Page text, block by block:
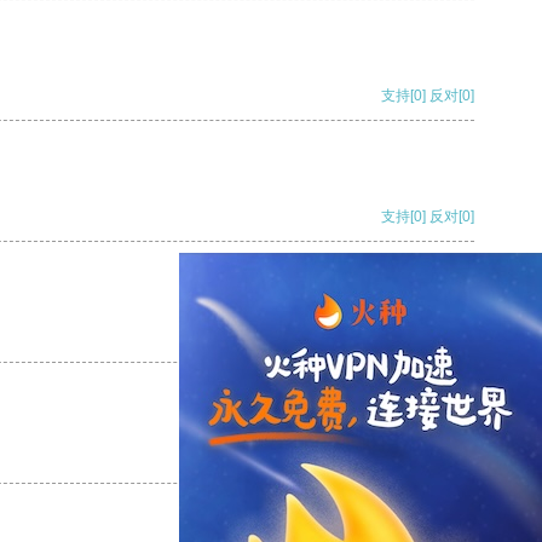
支持[0] 反对[0]
支持[0] 反对[0]
反对